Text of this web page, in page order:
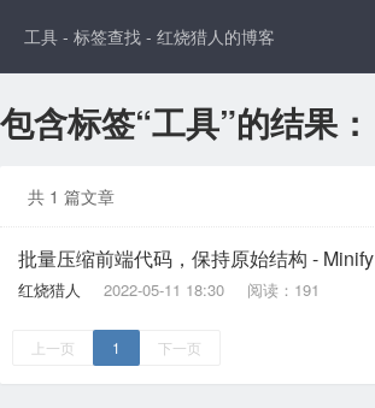
工具 - 标签查找 - 红烧猎人的博客
包含标签“工具”的结果：
共 1 篇文章
批量压缩前端代码，保持原始结构 - Minify
红烧猎人 2022-05-11 18:30 阅读：191
上一页 1 下一页